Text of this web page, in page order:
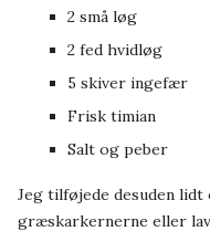
2 små løg
2 fed hvidløg
5 skiver ingefær
Frisk timian
Salt og peber
Jeg tilføjede desuden lidt
græskarkernerne eller